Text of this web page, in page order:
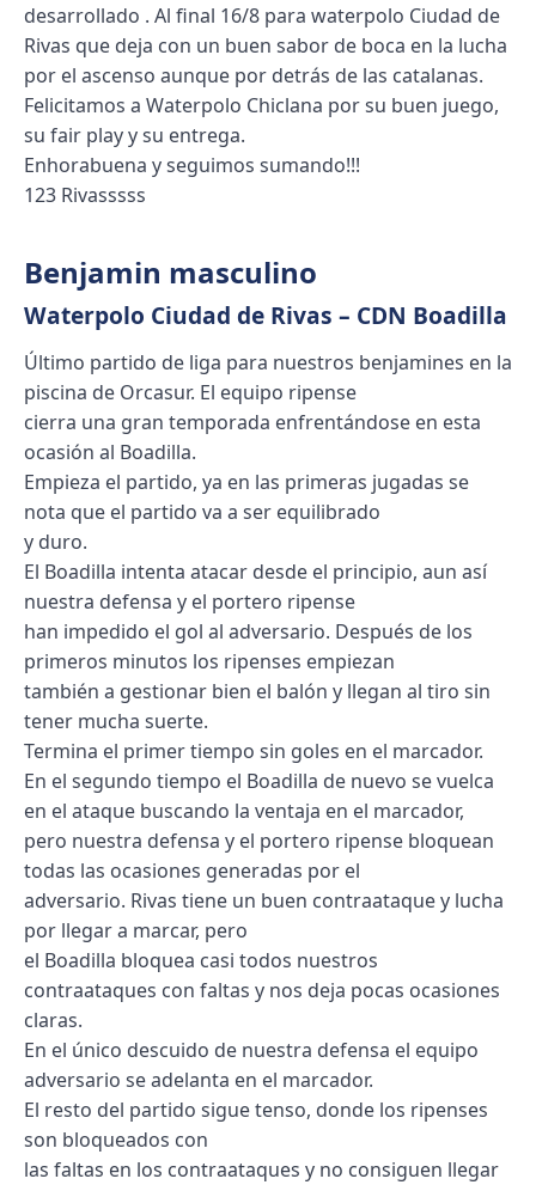
desarrollado . Al final 16/8 para waterpolo Ciudad de
Rivas que deja con un buen sabor de boca en la lucha
por el ascenso aunque por detrás de las catalanas.
Felicitamos a Waterpolo Chiclana por su buen juego,
su fair play y su entrega.
Enhorabuena y seguimos sumando!!!
123 Rivasssss
Benjamin masculino
Waterpolo Ciudad de Rivas – CDN Boadilla
Último partido de liga para nuestros benjamines en la
piscina de Orcasur. El equipo ripense
cierra una gran temporada enfrentándose en esta
ocasión al Boadilla.
Empieza el partido, ya en las primeras jugadas se
nota que el partido va a ser equilibrado
y duro.
El Boadilla intenta atacar desde el principio, aun así
nuestra defensa y el portero ripense
han impedido el gol al adversario. Después de los
primeros minutos los ripenses empiezan
también a gestionar bien el balón y llegan al tiro sin
tener mucha suerte.
Termina el primer tiempo sin goles en el marcador.
En el segundo tiempo el Boadilla de nuevo se vuelca
en el ataque buscando la ventaja en el marcador,
pero nuestra defensa y el portero ripense bloquean
todas las ocasiones generadas por el
adversario. Rivas tiene un buen contraataque y lucha
por llegar a marcar, pero
el Boadilla bloquea casi todos nuestros
contraataques con faltas y nos deja pocas ocasiones
claras.
En el único descuido de nuestra defensa el equipo
adversario se adelanta en el marcador.
El resto del partido sigue tenso, donde los ripenses
son bloqueados con
las faltas en los contraataques y no consiguen llegar